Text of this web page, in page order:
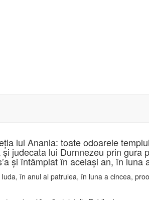
lui Anania: toate odoarele
judecata lui Dumnezeu prin
şi întâmplat în acelaşi an, în luna
în anul al patrulea, în luna a cincea,